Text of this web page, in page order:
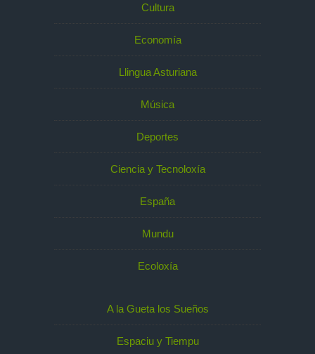
Cultura
Economía
Llingua Asturiana
Música
Deportes
Ciencia y Tecnoloxía
España
Mundu
Ecoloxía
A la Gueta los Sueños
Espaciu y Tiempu